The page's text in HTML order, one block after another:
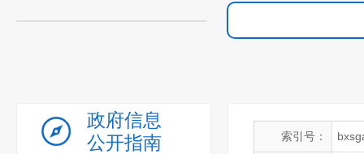
政府信息
公开指南
索引号：